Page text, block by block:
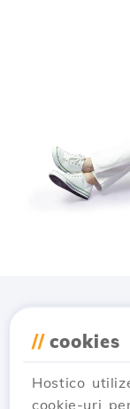
// cookies
Hostico
cookie-uri